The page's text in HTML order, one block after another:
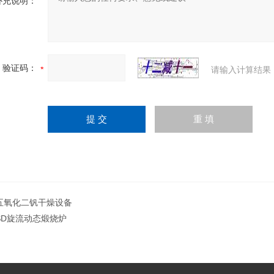
验证码： 请输入计算结果
氧化二钒干燥设备
旋流动态煅烧炉